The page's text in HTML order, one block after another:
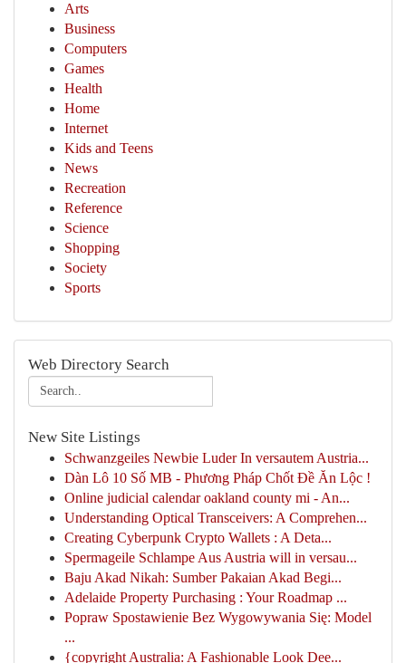
Arts
Business
Computers
Games
Health
Home
Internet
Kids and Teens
News
Recreation
Reference
Science
Shopping
Society
Sports
Web Directory Search
New Site Listings
Schwanzgeiles Newbie Luder In versautem Austria...
Dàn Lô 10 Số MB - Phương Pháp Chốt Đề Ăn Lộc !
Online judicial calendar oakland county mi - An...
Understanding Optical Transceivers: A Comprehen...
Creating Cyberpunk Crypto Wallets : A Deta...
Spermageile Schlampe Aus Austria will in versau...
Baju Akad Nikah: Sumber Pakaian Akad Begi...
Adelaide Property Purchasing : Your Roadmap ...
Popraw Spostawienie Bez Wygowywania Się: Model
...
{copyright Australia: A Fashionable Look Dee...